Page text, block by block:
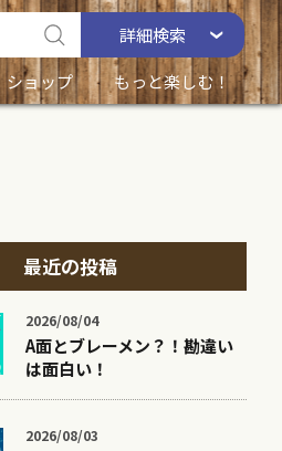
詳細検索
ショップ もっと楽しむ！
最近の投稿
2026/08/04
A面とブレーメン？！勘違い
は面白い！
2026/08/03